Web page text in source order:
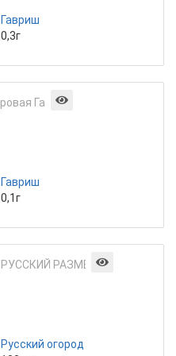
Гавриш
0,3г
Гавриш
0,1г
Русский огород